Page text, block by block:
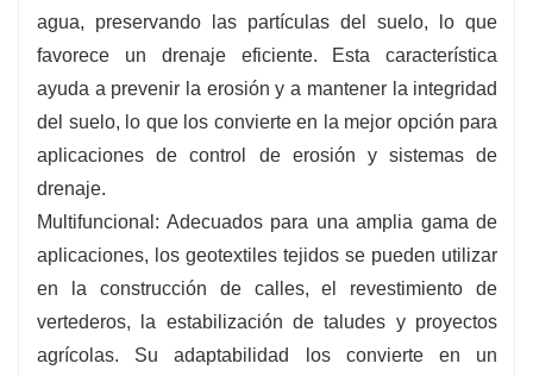
agua, preservando las partículas del suelo, lo que
favorece un drenaje eficiente. Esta característica
ayuda a prevenir la erosión y a mantener la integridad
del suelo, lo que los convierte en la mejor opción para
aplicaciones de control de erosión y sistemas de
drenaje.
Multifuncional: Adecuados para una amplia gama de
aplicaciones, los geotextiles tejidos se pueden utilizar
en la construcción de calles, el revestimiento de
vertederos, la estabilización de taludes y proyectos
agrícolas. Su adaptabilidad los convierte en un